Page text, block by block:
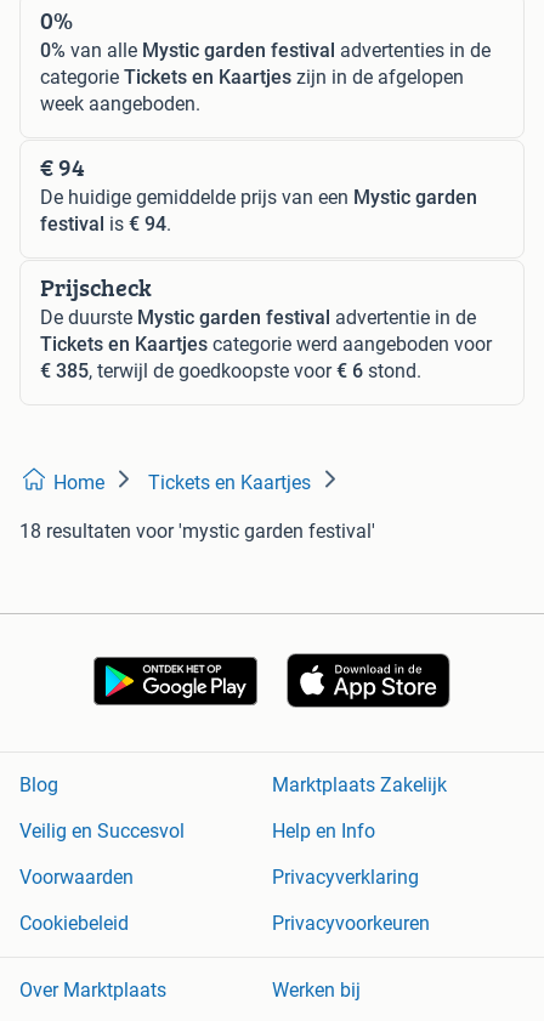
0%
0% van alle Mystic garden festival advertenties in de
categorie Tickets en Kaartjes zijn in de afgelopen
week aangeboden.
€ 94
De huidige gemiddelde prijs van een Mystic garden
festival is € 94.
Prijscheck
De duurste Mystic garden festival advertentie in de
Tickets en Kaartjes categorie werd aangeboden voor
€ 385, terwijl de goedkoopste voor€ 6 stond.
Home Tickets en Kaartjes
18 resultaten voor 'mystic garden festival'
Blog
Marktplaats Zakelijk
Veilig en Succesvol
Help en Info
Voorwaarden
Privacyverklaring
Cookiebeleid
Privacyvoorkeuren
Over Marktplaats Werken bij